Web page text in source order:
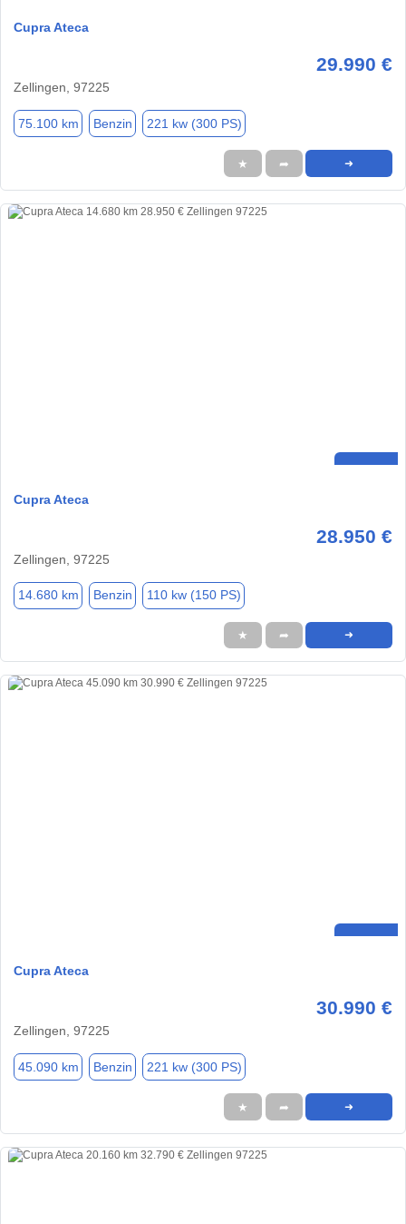
Cupra Ateca
29.990 €
Zellingen, 97225
75.100 km Benzin 221 kw (300 PS)
★ ➦ ➜
Cupra Ateca
28.950 €
Zellingen, 97225
14.680 km Benzin 110 kw (150 PS)
★ ➦ ➜
Cupra Ateca
30.990 €
Zellingen, 97225
45.090 km Benzin 221 kw (300 PS)
★ ➦ ➜